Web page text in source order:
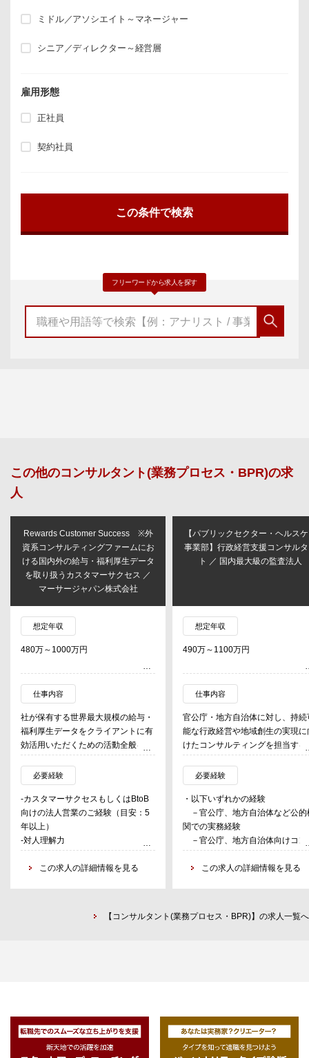
ミドル／アソシエイト～マネージャー
シニア／ディレクター～経営層
雇用形態
正社員
契約社員
フリーワードから求人を探す
この他のコンサルタント(業務プロセス・BPR)の求
人
Rewards Customer Success ※外
資系コンサルティングファームにお
ける国内外の給与・福利厚生データ
を取り扱うカスタマーサクセス ／
マーサージャパン株式会社
想定年収
480万～1000万円
仕事内容
社が保有する世界最大規模の給与・
福利厚生データをクライアントに有
効活用いただくための活動全般を担
う。ファーストコンタクトポイント
としてクライアントの疑問や問題を
解決しながら、クライアントのロイ
ヤリティを最大化することがミッシ
ョンとなる。データに基づいた透明
性の高い意思決定が人事に求められ
る時代において、世界最大級の報
の人材競争力強化と人事戦略の実現
タ）に関する問い合わせ対応
必要経験
-カスタマーサクセスもしくはBtoB
向けの法人営業のご経験（目安：5
年以上）
-対人理解力
-社内外とのコミュニケーション能
この求人の詳細情報を見る
【パブリックセクター・ヘルス
事業部】行政経営支援コンサル
ト ／ 国内最大級の監査法人
想定年収
490万～1100万円
仕事内容
官公庁・地方自治体に対し、持続
能な行政経営や地域創生の実現に
けたコンサルティングを担当する
【主な支援テーマ】
・総合計画、総合戦略の策定支援
・データに基づく政策立案
（EBPM）導入支援
・業務改革、業務プロセス改善
（BPR）支援
設計画、再配置計画の策定支援
・内部統制構築、モニタリング、
・施策推進に向けた実行支援
・研修、ワークショップの企画運
必要経験
・以下いずれかの経験
－官公庁、地方自治体など公的
関での実務経験
－官公庁、地方自治体向けコン
ルティング経験
－政策調査、社会課題領域のリ
この求人の詳細情報を見る
【コンサルタント(業務プロセス・BPR)】の求人一覧へ